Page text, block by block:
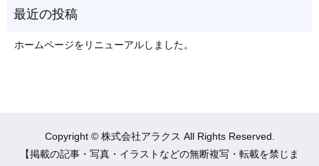
ホームページをリニューアルしました。
Copyright © 株式会社アラクス All Rights Reserved.
【掲載の記事・写真・イラストなどの無断複写・転載を禁じま